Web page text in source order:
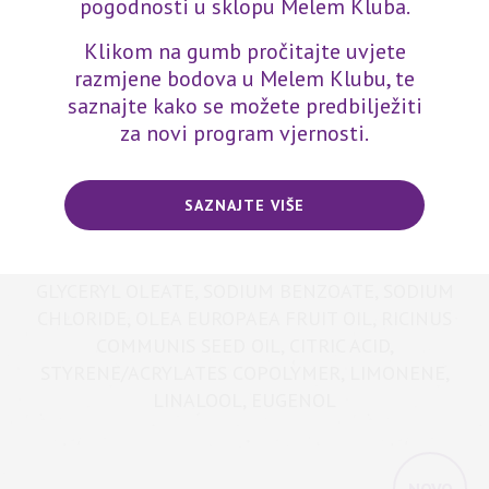
muškarca koji voli moćne, odvažne note iz kojih izvire
nepresušna energije i svježina. Budite spremni za
uživanje!
Sastav proizvoda
AQUA, SODIUM LAURETH SULFATE, GLYCERIN,
COCAMIDOPROPYL BETAINE, PEG-7 GLYCERYL
COCOATE, PARFUM, PROPYLENE GLYCOL, PEG-55
pogodnosti u sklopu Melem Kluba.
Klikom na gumb pročitajte uvjete
razmjene bodova u Melem Klubu, te
saznajte kako se možete predbilježiti
za novi program vjernosti.
SAZNAJTE VIŠE